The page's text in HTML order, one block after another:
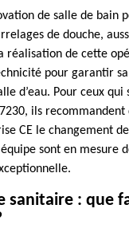
de salle de bain
de douche,
réalisation de cette
pour garantir
d’eau. Pour ceux
ils recommandent
CE le changement
sont en mesure
sanitaire : que